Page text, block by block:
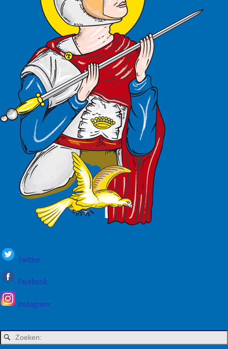
Twitter
Facebook
Instagram